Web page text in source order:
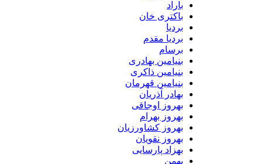
باکتری خان
بردیا مقدم
بنیامین بهادری
بنیامین ذاکری
بنیامین قهرمان
بهادر آذریان
بهروز اوجاقی
بهروز بهرام
بهروز کشاورزیان
بهروز نقویان
بهزاد پارسایی